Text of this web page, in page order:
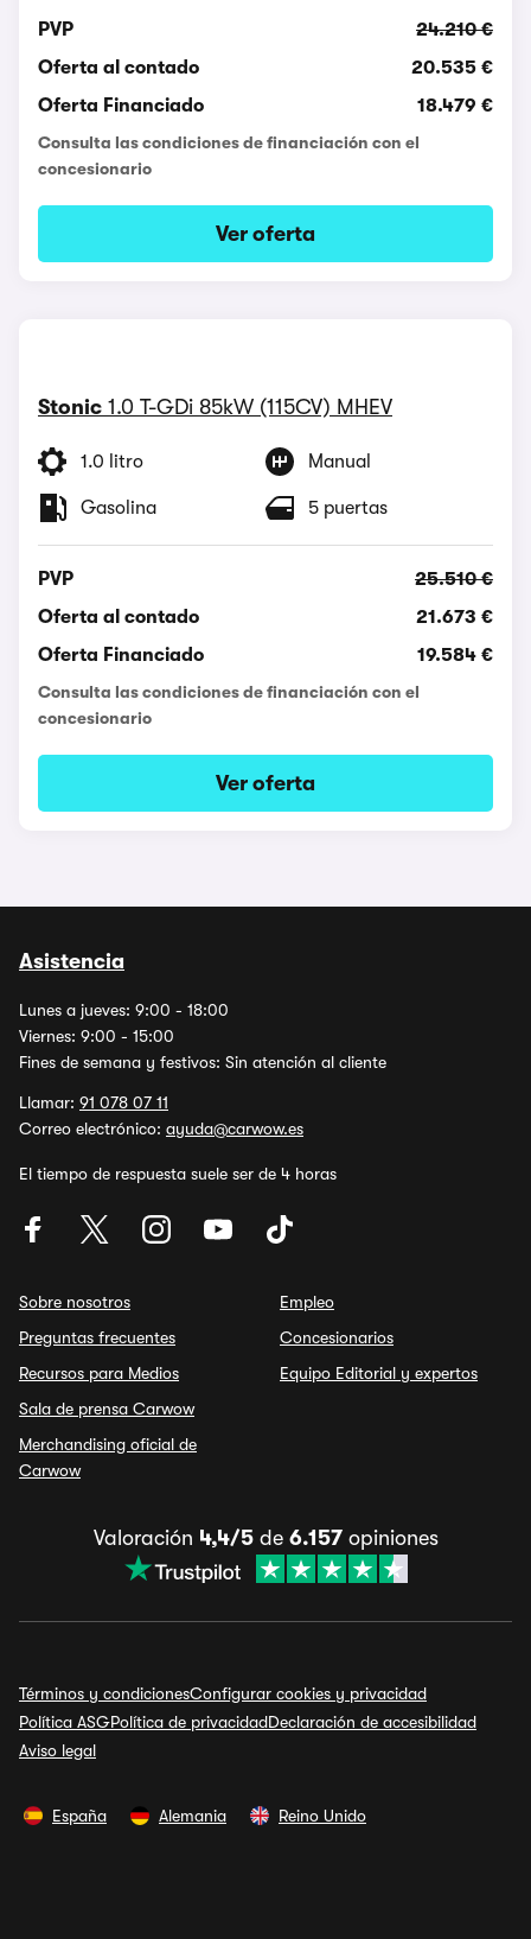
PVP
24.210 €
Oferta al contado
20.535 €
Oferta Financiado
18.479 €
Consulta las condiciones de financiación con el
concesionario
Ver oferta
Stonic 1.0 T-GDi 85kW (115CV) MHEV
1.0 litro Manual
Gasolina 5 puertas
PVP
25.510 €
Oferta al contado
21.673 €
Oferta Financiado
19.584 €
Consulta las condiciones de financiación con el
concesionario
Ver oferta
Asistencia
Lunes a jueves: 9:00 - 18:00
Viernes: 9:00 - 15:00
Fines de semana y festivos: Sin atención al cliente
Llamar: 91 078 07 11
Correo electrónico: ayuda@carwow.es
El tiempo de respuesta suele ser de 4 horas
Sobre nosotros
Preguntas frecuentes
Recursos para Medios
Sala de prensa Carwow
Merchandising oficial de
Carwow
Empleo
Concesionarios
Equipo Editorial y expertos
Valoración 4,4/5de 6.157opiniones
Términos y condicionesConfigurar cookies y privacidad
Política ASGPolítica de privacidadDeclaración de accesibilidad
Aviso legal
España Alemania Reino Unido